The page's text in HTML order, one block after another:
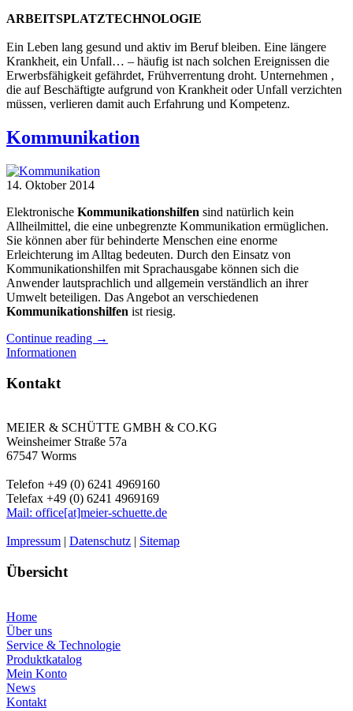
ARBEITSPLATZTECHNOLOGIE
Ein Leben lang gesund und aktiv im Beruf bleiben. Eine längere
Krankheit, ein Unfall… – häufig ist nach solchen Ereignissen die
Erwerbsfähigkeit gefährdet, Frühverrentung droht. Unternehmen ,
die auf Beschäftigte aufgrund von Krankheit oder Unfall verzichten
müssen, verlieren damit auch Erfahrung und Kompetenz.
Kommunikation
14. Oktober 2014
Elektronische Kommunikationshilfen sind natürlich kein
Allheilmittel, die eine unbegrenzte Kommunikation ermüglichen.
Sie können aber für behinderte Menschen eine enorme
Erleichterung im Alltag bedeuten. Durch den Einsatz von
Kommunikationshilfen mit Sprachausgabe können sich die
Anwender lautsprachlich und allgemein verständlich an ihrer
Umwelt beteiligen. Das Angebot an verschiedenen
Kommunikationshilfen ist riesig.
Continue reading →
Informationen
Kontakt
MEIER & SCHÜTTE GMBH & CO.KG
Weinsheimer Straße 57a
67547 Worms
Telefon +49 (0) 6241 4969160
Telefax +49 (0) 6241 4969169
Mail: office[at]meier-schuette.de
Impressum | Datenschutz | Sitemap
Übersicht
Home
Über uns
Service & Technologie
Produktkatalog
Mein Konto
News
Kontakt